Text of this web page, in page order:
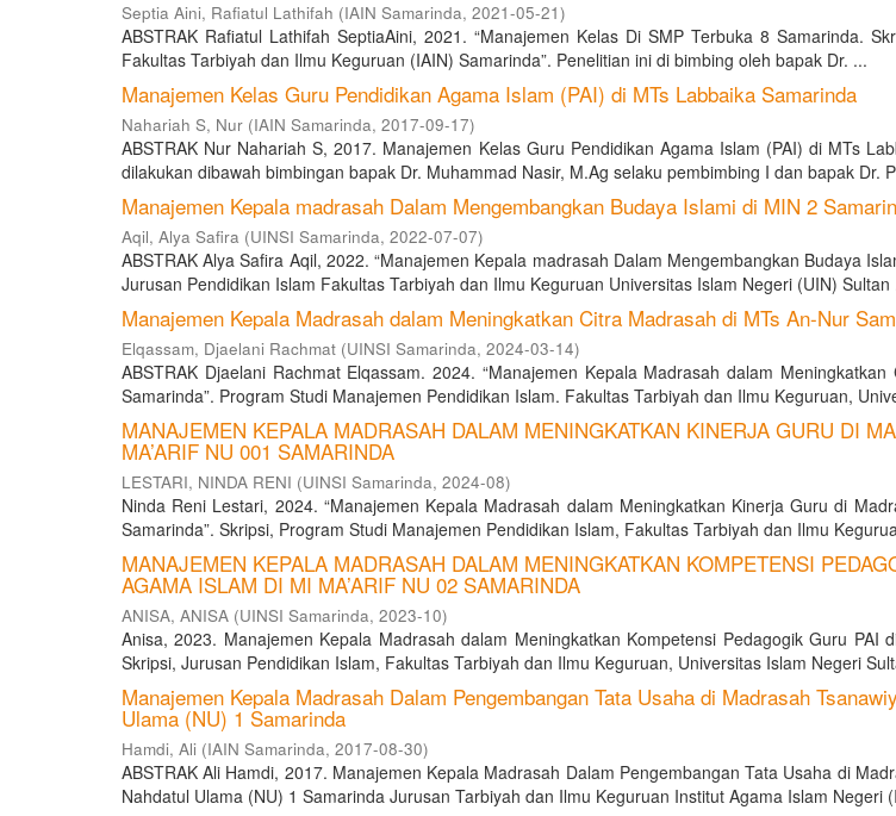
Septia Aini, Rafiatul Lathifah (IAIN Samarinda, 2021-05-21)
ABSTRAK Rafiatul Lathifah SeptiaAini, 2021. “Manajemen Kelas Di SMP Terbuka 8 Samarinda.
Fakultas Tarbiyah dan Ilmu Keguruan (IAIN) Samarinda”. Penelitian ini di bimbing oleh bapak Dr. ...
Manajemen Kelas Guru Pendidikan Agama Islam (PAI) di MTs Labbaika Samarinda
Nahariah S, Nur (IAIN Samarinda, 2017-09-17)
ABSTRAK Nur Nahariah S, 2017. Manajemen Kelas Guru Pendidikan Agama Islam (PAI) di MTs
dilakukan dibawah bimbingan bapak Dr. Muhammad Nasir, M.Ag selaku pembimbing I dan bapak Dr.
Manajemen Kepala madrasah Dalam Mengembangkan Budaya Islami di MIN 2
Aqil, Alya Safira (UINSI Samarinda, 2022-07-07)
ABSTRAK Alya Safira Aqil, 2022. “Manajemen Kepala madrasah Dalam Mengembangkan Budaya
Jurusan Pendidikan Islam Fakultas Tarbiyah dan Ilmu Keguruan Universitas Islam Negeri (UIN) Sultan
Manajemen Kepala Madrasah dalam Meningkatkan Citra Madrasah di MTs An-Nur
Elqassam, Djaelani Rachmat (UINSI Samarinda, 2024-03-14)
ABSTRAK Djaelani Rachmat Elqassam. 2024. “Manajemen Kepala Madrasah dalam
Samarinda”. Program Studi Manajemen Pendidikan Islam. Fakultas Tarbiyah dan Ilmu Keguruan,
MANAJEMEN KEPALA MADRASAH DALAM MENINGKATKAN KINERJA GURU DI
MA’ARIF NU 001 SAMARINDA
LESTARI, NINDA RENI (UINSI Samarinda, 2024-08)
Ninda Reni Lestari, 2024. “Manajemen Kepala Madrasah dalam Meningkatkan Kinerja Guru di
Samarinda”. Skripsi, Program Studi Manajemen Pendidikan Islam, Fakultas Tarbiyah dan Ilmu
MANAJEMEN KEPALA MADRASAH DALAM MENINGKATKAN KOMPETENSI
AGAMA ISLAM DI MI MA’ARIF NU 02 SAMARINDA
ANISA, ANISA (UINSI Samarinda, 2023-10)
Anisa, 2023. Manajemen Kepala Madrasah dalam Meningkatkan Kompetensi Pedagogik Guru PAI
Skripsi, Jurusan Pendidikan Islam, Fakultas Tarbiyah dan Ilmu Keguruan, Universitas Islam Negeri
Manajemen Kepala Madrasah Dalam Pengembangan Tata Usaha di Madrasah
Ulama (NU) 1 Samarinda
Hamdi, Ali (IAIN Samarinda, 2017-08-30)
ABSTRAK Ali Hamdi, 2017. Manajemen Kepala Madrasah Dalam Pengembangan Tata Usaha di
Nahdatul Ulama (NU) 1 Samarinda Jurusan Tarbiyah dan Ilmu Keguruan Institut Agama Islam Negeri